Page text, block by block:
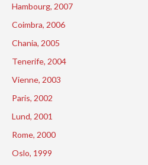
Hambourg, 2007
Coimbra, 2006
Chania, 2005
Tenerife, 2004
Vienne, 2003
Paris, 2002
Lund, 2001
Rome, 2000
Oslo, 1999